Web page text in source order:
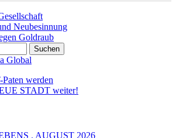
Neubesinnung
Goldraub
werden
STADT weiter!
. AUGUST 2026